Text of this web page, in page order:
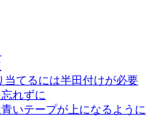
当てるには半田付けが必要
れずに
いテープが上になるように